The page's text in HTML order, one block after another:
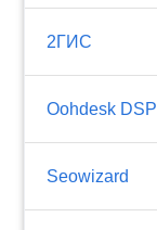
2ГИС
Oohdesk DSP
Seowizard